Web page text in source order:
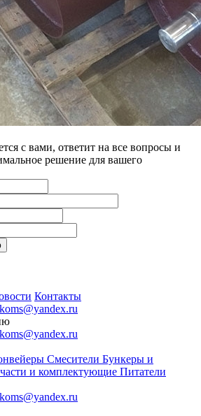
с вами, ответит на все вопросы и
решение для вашего
Контакты
Смесители Бункеры и
и комплектующие Питатели